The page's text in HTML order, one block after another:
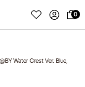
0
Water Crest Ver. Blue,